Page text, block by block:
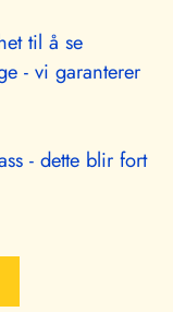
til å se
- vi garanterer
- dette blir fort